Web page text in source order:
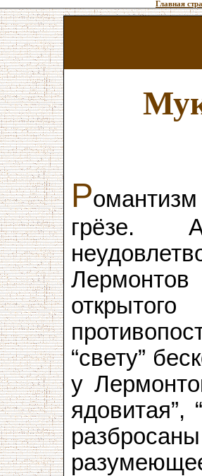
Главная
Р
грёзе.
Лермонтов
“свету”
у
ядовитая”,